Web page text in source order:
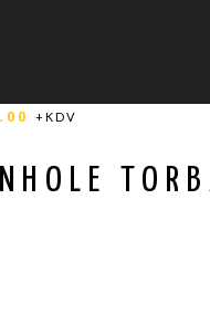
+KDV